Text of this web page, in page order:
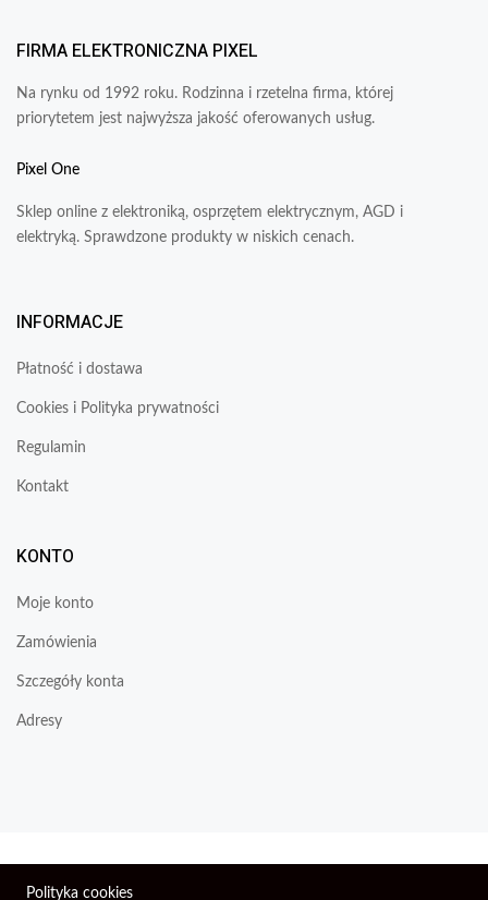
FIRMA ELEKTRONICZNA PIXEL
Na rynku od 1992 roku. Rodzinna i rzetelna firma, której
priorytetem jest najwyższa jakość oferowanych usług.
Pixel One
Sklep online z elektroniką, osprzętem elektrycznym, AGD i
elektryką. Sprawdzone produkty w niskich cenach.
INFORMACJE
Płatność i dostawa
Cookies i Polityka prywatności
Regulamin
Kontakt
KONTO
Moje konto
Zamówienia
Szczegóły konta
Adresy
Wszelkie prawa zastrzeżone © 2026 | Firma Elektroniczna
Polityka cookies